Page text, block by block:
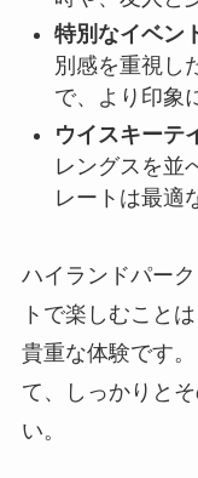
特別なイベン
別感を重視し
で、より印象
ウイスキーテ
レングスを並
レートは最適
ハイランドパー
トで楽しむこと
貴重な体験です
て、しっかりと
い。